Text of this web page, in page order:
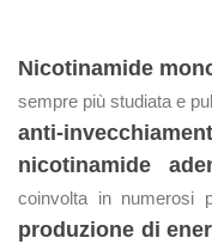
Nicotinamide
sempre più studiata e
anti-
nicotinamide
coinvolta in numerosi
produzione di